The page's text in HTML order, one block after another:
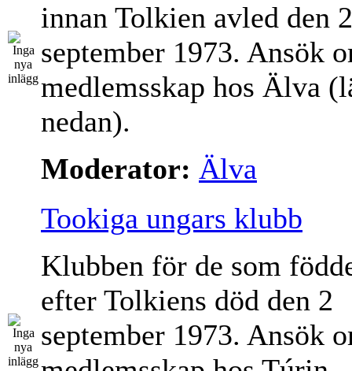
innan Tolkien avled den 2
september 1973. Ansök
medlemsskap hos Älva
nedan).
Moderator: Älva
Tookiga ungars klubb
Klubben för de som
efter Tolkiens död den 2
september 1973. Ansök